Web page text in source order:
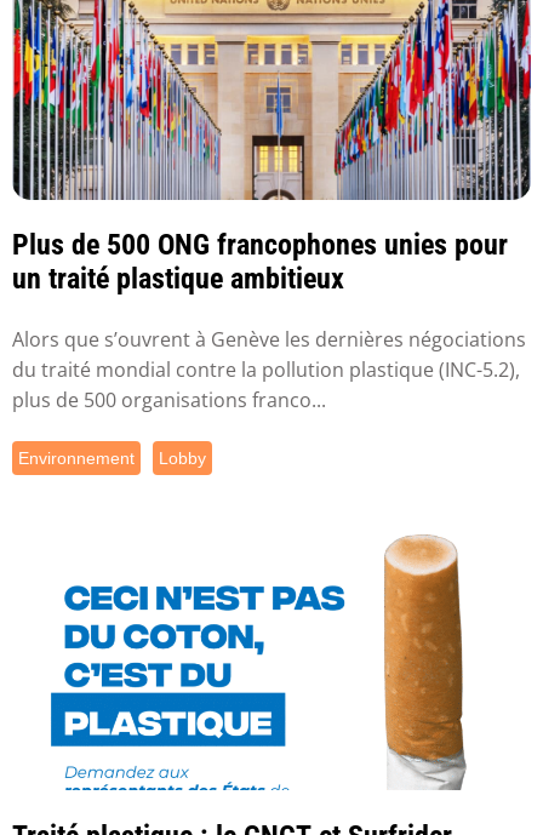
Plus de 500 ONG francophones unies pour
un traité plastique ambitieux
Alors que s’ouvrent à Genève les dernières négociations
du traité mondial contre la pollution plastique (INC-5.2),
plus de 500 organisations franco...
Environnement Lobby